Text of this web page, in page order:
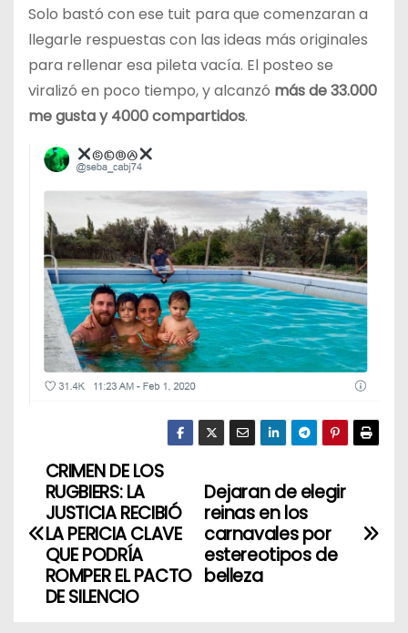
Solo bastó con ese tuit para que comenzaran a
llegarle respuestas con las ideas más originales
para rellenar esa pileta vacía. El posteo se
viralizó en poco tiempo, y alcanzó más de 33.000
me gusta y 4000 compartidos.
N
a
Dejaran de elegir
reinas en los
carnavales por
estereotipos de
belleza
CRIMEN DE LOS
RUGBIERS: LA
JUSTICIA RECIBIÓ
LA PERICIA CLAVE
QUE PODRÍA
ROMPER EL PACTO
DE SILENCIO